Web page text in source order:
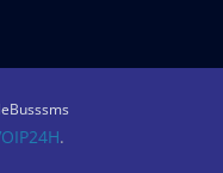
Busssms
.